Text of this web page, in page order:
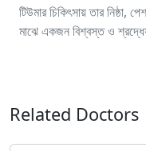
টিউমার চিকিৎসায় তার নিষ্ঠা,
মাঝে একজন বিশ্বস্ত ও
Related Doctors